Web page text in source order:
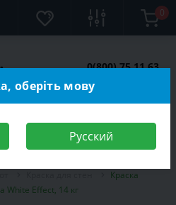
0
0(800) 75 11 63
Краска
White Effect, 14 кг
оберіть мову
Русский